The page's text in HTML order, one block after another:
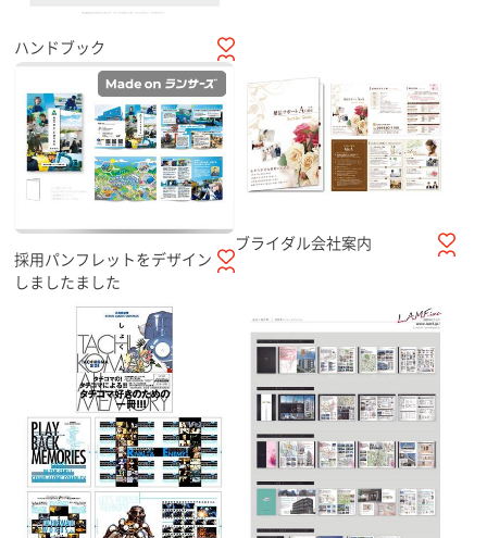
ハンドブック
採用パンフレットをデザイン
しましたました
ブライダル会社案内